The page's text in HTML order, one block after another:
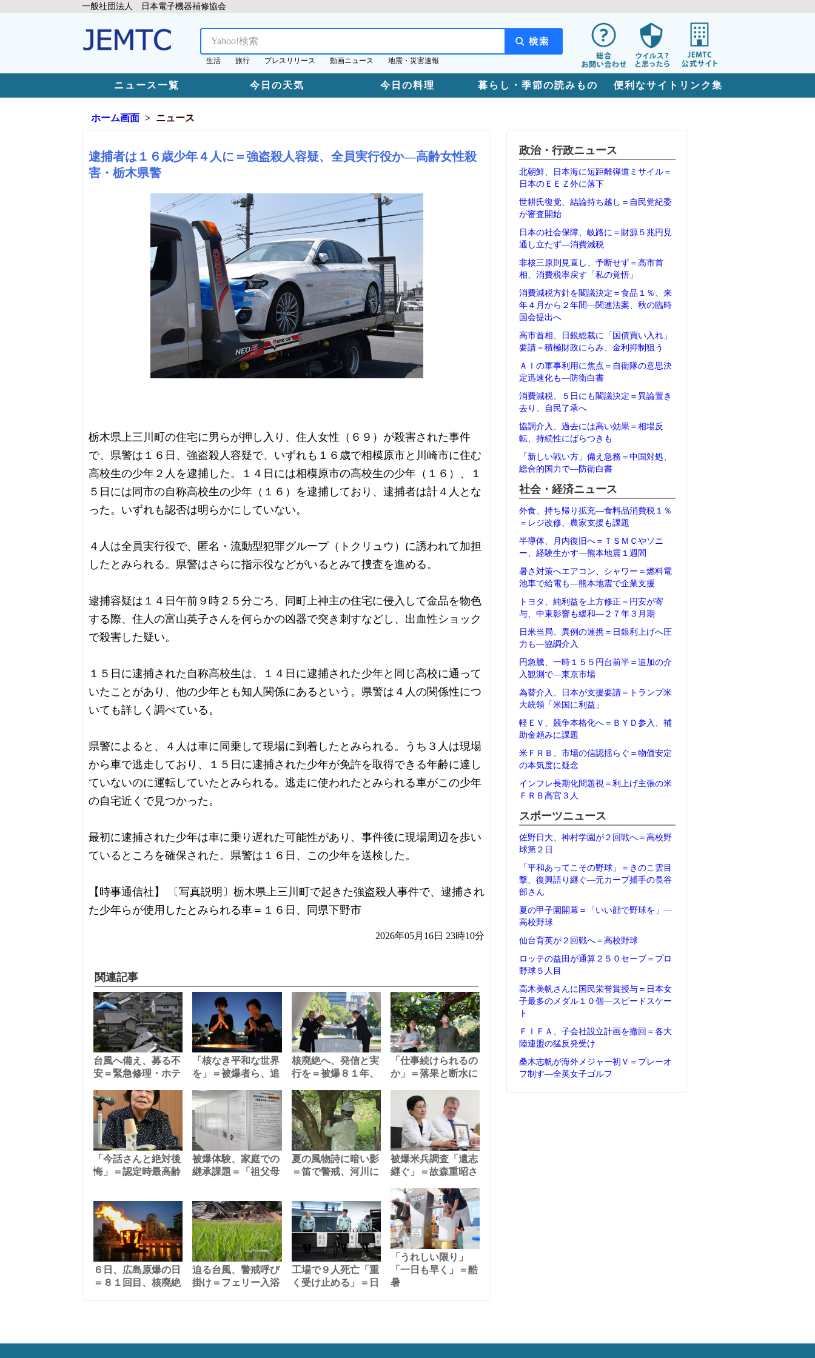
一般社団法人 日本電子機器補修協会
生活 旅行 プレスリリース 動画ニュース 地震・災害速報
ニュース一覧 今日の天気 今日の料理 暮らし・季節の読みもの 便利なサイトリンク集
ホーム画面 ニュース
逮捕者は１６歳少年４人に＝強盗殺人容疑、全員実行役か―高齢女性殺
害・栃木県警
栃木県上三川町の住宅に男らが押し入り、住人女性（６９）が殺害された事件
で、県警は１６日、強盗殺人容疑で、いずれも１６歳で相模原市と川崎市に住む
高校生の少年２人を逮捕した。１４日には相模原市の高校生の少年（１６）、１
５日には同市の自称高校生の少年（１６）を逮捕しており、逮捕者は計４人とな
った。いずれも認否は明らかにしていない。
４人は全員実行役で、匿名・流動型犯罪グループ（トクリュウ）に誘われて加担
したとみられる。県警はさらに指示役などがいるとみて捜査を進める。
逮捕容疑は１４日午前９時２５分ごろ、同町上神主の住宅に侵入して金品を物色
する際、住人の富山英子さんを何らかの凶器で突き刺すなどし、出血性ショック
で殺害した疑い。
１５日に逮捕された自称高校生は、１４日に逮捕された少年と同じ高校に通って
いたことがあり、他の少年とも知人関係にあるという。県警は４人の関係性につ
いても詳しく調べている。
県警によると、４人は車に同乗して現場に到着したとみられる。うち３人は現場
から車で逃走しており、１５日に逮捕された少年が免許を取得できる年齢に達し
ていないのに運転していたとみられる。逃走に使われたとみられる車がこの少年
の自宅近くで見つかった。
最初に逮捕された少年は車に乗り遅れた可能性があり、事件後に現場周辺を歩い
ているところを確保された。県警は１６日、この少年を送検した。
【時事通信社】 〔写真説明〕栃木県上三川町で起きた強盗殺人事件で、逮捕され
た少年らが使用したとみられる車＝１６日、同県下野市
2026年05月16日 23時10分
関連記事
台風へ備え、募る不
安＝緊急修理・ホテ
「核なき平和な世界
を」＝被爆者ら、追
核廃絶へ、発信と実
行を＝被爆８１年、
「仕事続けられるの
か」＝落果と断水に
「今話さんと絶対後
悔」＝認定時最高齢
被爆体験、家庭での
継承課題＝「祖父母
夏の風物詩に暗い影
＝笛で警戒、河川に
被爆米兵調査「遺志
継ぐ」＝故森重昭さ
６日、広島原爆の日
＝８１回目、核廃絶
迫る台風、警戒呼び
掛け＝フェリー入浴
工場で９人死亡「重
く受け止める」＝日
「うれしい限り」
「一日も早く」＝酷
暑
政治・行政ニュース
北朝鮮、日本海に短距離弾道ミサイル＝
日本のＥＥＺ外に落下
世耕氏復党、結論持ち越し＝自民党紀委
が審査開始
日本の社会保障、岐路に＝財源５兆円見
通し立たず―消費減税
非核三原則見直し、予断せず＝高市首
相、消費税率戻す「私の覚悟」
消費減税方針を閣議決定＝食品１％、来
年４月から２年間―関連法案、秋の臨時
国会提出へ
高市首相、日銀総裁に「国債買い入れ」
要請＝積極財政にらみ、金利抑制狙う
ＡＩの軍事利用に焦点＝自衛隊の意思決
定迅速化も―防衛白書
消費減税、５日にも閣議決定＝異論置き
去り、自民了承へ
協調介入、過去には高い効果＝相場反
転、持続性にばらつきも
「新しい戦い方」備え急務＝中国対処、
総合的国力で―防衛白書
社会・経済ニュース
外食、持ち帰り拡充―食料品消費税１％
＝レジ改修、農家支援も課題
半導体、月内復旧へ＝ＴＳＭＣやソニ
ー、経験生かす―熊本地震１週間
暑さ対策へエアコン、シャワー＝燃料電
池車で給電も―熊本地震で企業支援
トヨタ、純利益を上方修正＝円安が寄
与、中東影響も緩和―２７年３月期
日米当局、異例の連携＝日銀利上げへ圧
力も―協調介入
円急騰、一時１５５円台前半＝追加の介
入観測で―東京市場
為替介入、日本が支援要請＝トランプ米
大統領「米国に利益」
軽ＥＶ、競争本格化へ＝ＢＹＤ参入、補
助金頼みに課題
米ＦＲＢ、市場の信認揺らぐ＝物価安定
の本気度に疑念
インフレ長期化問題視＝利上げ主張の米
ＦＲＢ高官３人
スポーツニュース
佐野日大、神村学園が２回戦へ＝高校野
球第２日
「平和あってこその野球」＝きのこ雲目
撃、復興語り継ぐ―元カープ捕手の長谷
部さん
夏の甲子園開幕＝「いい顔で野球を」―
高校野球
仙台育英が２回戦へ＝高校野球
ロッテの益田が通算２５０セーブ＝プロ
野球５人目
高木美帆さんに国民栄誉賞授与＝日本女
子最多のメダル１０個―スピードスケー
ト
ＦＩＦＡ、子会社設立計画を撤回＝各大
陸連盟の猛反発受け
桑木志帆が海外メジャー初Ｖ＝プレーオ
フ制す―全英女子ゴルフ